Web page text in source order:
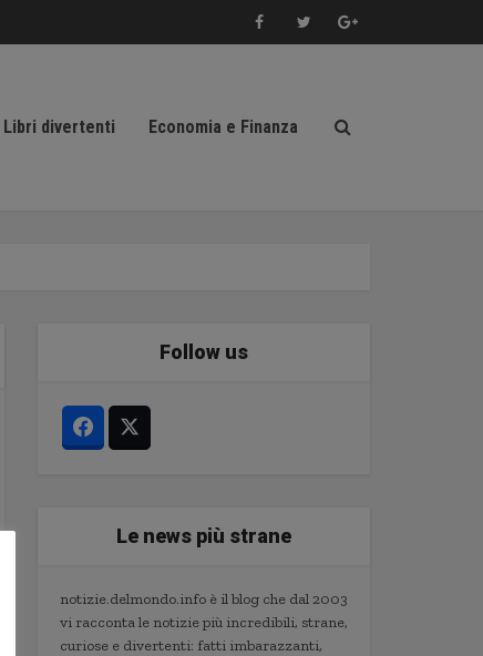
Libri divertenti Economia e Finanza
Follow us
Le news più strane
notizie.delmondo.info è il blog che dal 2003
vi racconta le notizie più incredibili, strane,
curiose e divertenti: fatti imbarazzanti,